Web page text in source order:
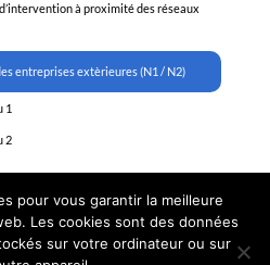
à proximité des réseaux
entreprises extèrieures (N1 / N2)
1
2
pour vous garantir la meilleure
Les cookies sont des données
sur votre ordinateur ou sur